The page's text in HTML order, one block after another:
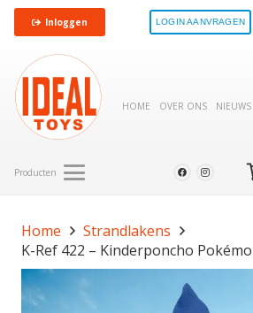
Inloggen LOGIN AANVRAGEN
HOME OVER ONS NIEUWS
Producten
Home
Strandlakens
K-Ref 422 – Kinderponcho